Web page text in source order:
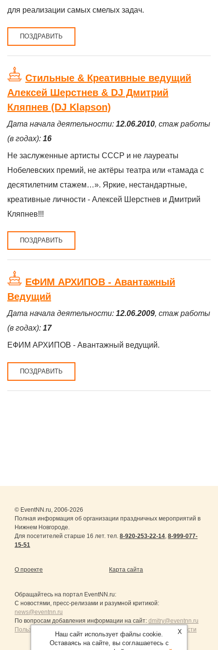
для реализации самых смелых задач.
ПОЗДРАВИТЬ
Стильные & Креативные ведущий
Алексей Шерстнев & DJ Дмитрий
Кляпнев (DJ Klapson)
Дата начала деятельности: 12.06.2010, стаж работы
(в годах): 16
Не заслуженные артисты СССР и не лауреаты
Нобелевских премий, не актёры театра или «тамада с
десятилетним стажем…». Яркие, нестандартные,
креативные личности - Алексей Шерстнев и Дмитрий
Кляпнев!!!
ПОЗДРАВИТЬ
ЕФИМ АРХИПОВ - Авантажный
Ведущий
Дата начала деятельности: 12.06.2009, стаж работы
(в годах): 17
ЕФИМ АРХИПОВ - Авантажный ведущий.
ПОЗДРАВИТЬ
© EventNN.ru, 2006-2026
Полная информация об организации праздничных мероприятий в
Нижнем Новгороде.
Для посетителей старше 16 лет. тел. 8-920-253-22-14, 8-999-077-
15-51
О проекте Карта сайта
Обращайтесь на портал EventNN.ru:
С новостями, пресс-релизами и разумной критикой:
news@eventnn.ru
По вопросам добавления информации на сайт: dmitry@eventnn.ru
Пользовательское Соглашение и политика конфиденциальности
X
Наш сайт использует файлы cookie.
Оставаясь на сайте, вы соглашаетесь с